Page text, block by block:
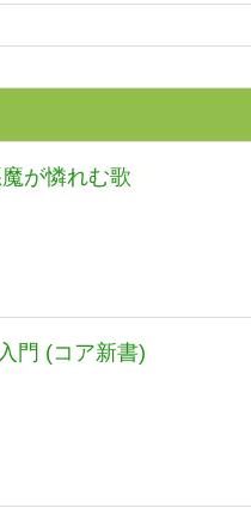
が憐れむ歌
門 (コア新書)